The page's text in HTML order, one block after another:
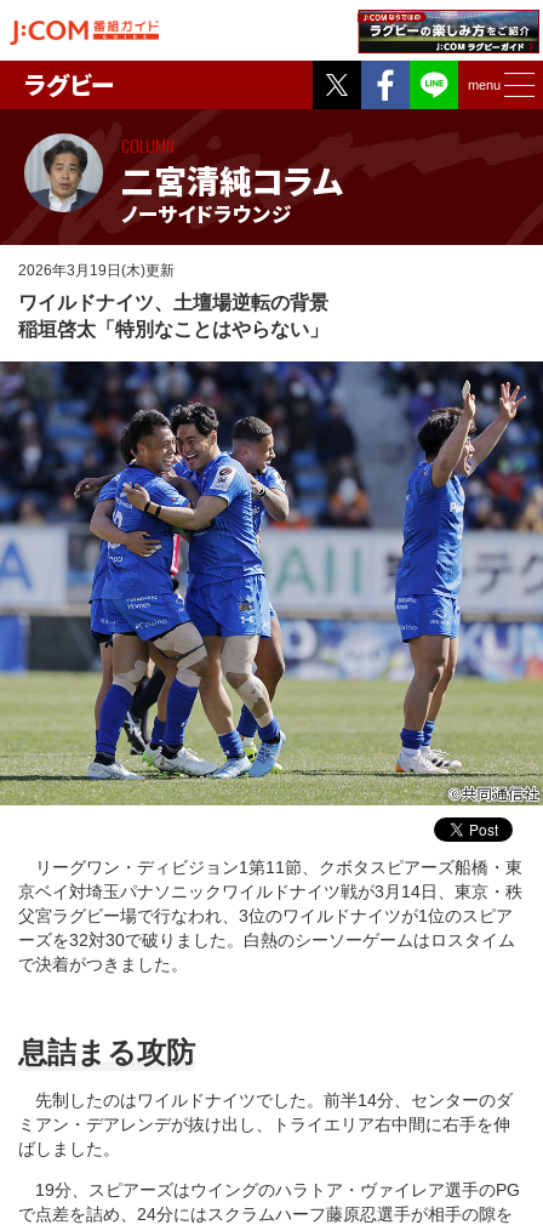
Twitter
Facebook
menu
ラグビー
二宮清純コラム
ノーサイドラウンジ
COLUMN
2026年3月19日(木)更新
ワイルドナイツ、土壇場逆転の背景
稲垣啓太「特別なことはやらない」
リーグワン・ディビジョン1第11節、クボタスピアーズ船橋・東
京ベイ対埼玉パナソニックワイルドナイツ戦が3月14日、東京・秩
父宮ラグビー場で行なわれ、3位のワイルドナイツが1位のスピア
ーズを32対30で破りました。白熱のシーソーゲームはロスタイム
で決着がつきました。
息詰まる攻防
先制したのはワイルドナイツでした。前半14分、センターのダ
ミアン・デアレンデが抜け出し、トライエリア右中間に右手を伸
ばしました。
19分、スピアーズはウイングのハラトア・ヴァイレア選手のPG
で点差を詰め、24分にはスクラムハーフ藤原忍選手が相手の隙を